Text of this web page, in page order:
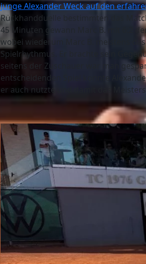
junge Alexander Weck auf den
Rückhandduelle bestimmten das
45 Minuten gewann Marc B. mit 6:2
wobei wiederum Marc B. meistens
Spielrhythmus. Er brachte sein
seitens der Zuschauer war man
entscheidenden Spiel konnte
er auch nutzte und damit das